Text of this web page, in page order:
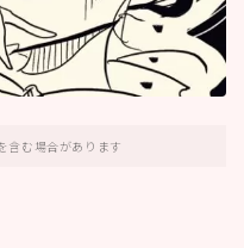
含む場合があります